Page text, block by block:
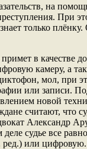
на
При
только
в качестве
камеру, а
мол, при
или записи.
новой
считают, что
Александр
судье все
ред.) или